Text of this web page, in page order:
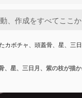
カボチャ、頭蓋骨、星、三